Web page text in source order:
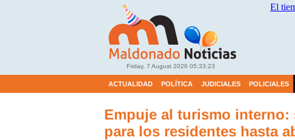
Friday, 7 August 2026 05:33:24
ACTUALIDAD POLÍTICA JUDICIALES POLICIALES
Empuje al turismo
para los residentes hasta